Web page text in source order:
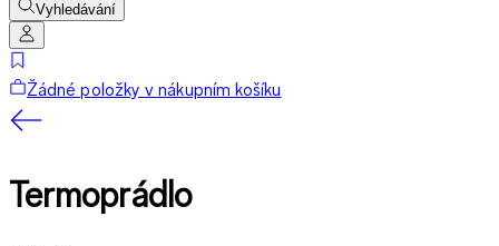
Vyhledávání
Žádné položky v nákupním košíku
Termoprádlo